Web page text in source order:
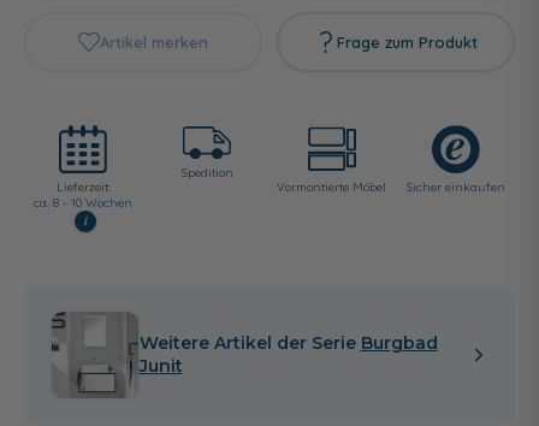
Artikel merken Frage zum Produkt
Lieferzeit:
ca. 8 - 10 Wochen
i
Spedition
Vormontierte Möbel
Sicher einkaufen
Weitere Artikel der Serie Burgbad
Junit